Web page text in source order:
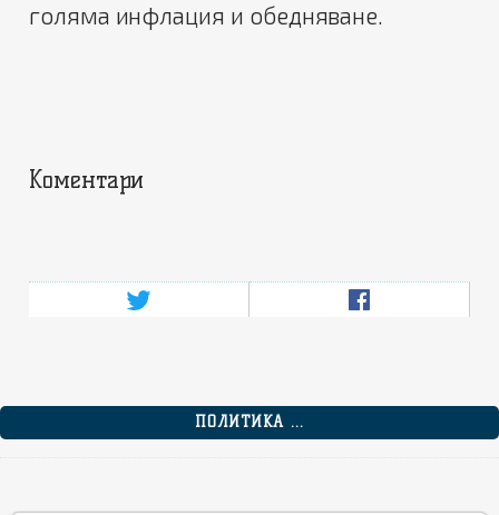
голяма инфлация и обедняване.
Коментари
ПОЛИТИКА ...